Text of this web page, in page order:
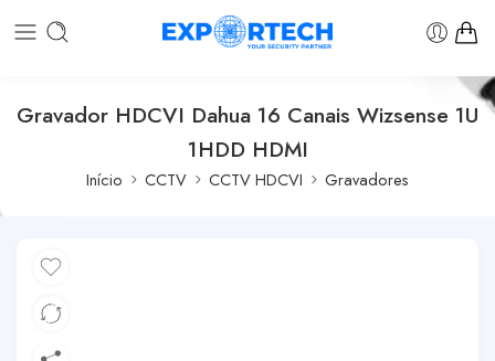
Gravador HDCVI Dahua 16 Canais Wizsense 1U
1HDD HDMI
Início CCTV CCTV HDCVI Gravadores